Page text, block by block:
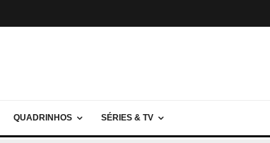
QUADRINHOS SÉRIES & TV